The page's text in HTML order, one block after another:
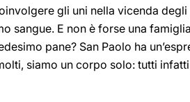
gli uni nella vicenda
sangue. E non è forse una
pane? San Paolo ha
siamo un corpo solo: tutti